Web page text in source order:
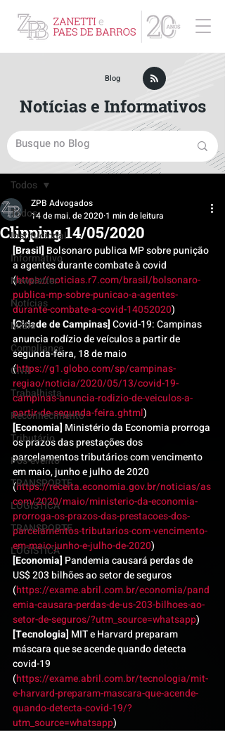
Post
Todos
Institucional
Informativo
Newsletter
Notícias
Mídia
Compliance
Civil
Trabalhista
Reconhecimento
Tributário
Pós-evento
TRANSPORTE
LOGISTICA
TRANSPORTE
LOGISTICA
Todos
Clipping 14/05/2020
ZPB Advogados
14 de mai. de 2020 1 min de leitura
[Brasil] Bolsonaro publica MP sobre punição
a agentes durante combate à covid
(https://noticias.r7.com/brasil/bolsonaro-
publica-mp-sobre-punicao-a-agentes-
durante-combate-a-covid-14052020)
[Cidade de Campinas] Covid-19: Campinas
anuncia rodízio de veículos a partir de
segunda-feira, 18 de maio
(https://g1.globo.com/sp/campinas-
regiao/noticia/2020/05/13/covid-19-
campinas-anuncia-rodizio-de-veiculos-a-
partir-de-segunda-feira.ghtml)
[Economia] Ministério da Economia prorroga
os prazos das prestações dos
parcelamentos tributários com vencimento
em maio, junho e julho de 2020
(https://receita.economia.gov.br/noticias/as
com/2020/maio/ministerio-da-economia-
prorroga-os-prazos-das-prestacoes-dos-
parcelamentos-tributarios-com-vencimento-
em-maio-junho-e-julho-de-2020)
[Economia] Pandemia causará perdas de
US$ 203 bilhões ao setor de seguros
(https://exame.abril.com.br/economia/pand
emia-causara-perdas-de-us-203-bilhoes-ao-
setor-de-seguros/?utm_source=whatsapp)
[Tecnologia] MIT e Harvard preparam
máscara que se acende quando detecta
covid-19
(https://exame.abril.com.br/tecnologia/mit-
e-harvard-preparam-mascara-que-acende-
quando-detecta-covid-19/?
utm_source=whatsapp)
Blog
Notícias e Informativos